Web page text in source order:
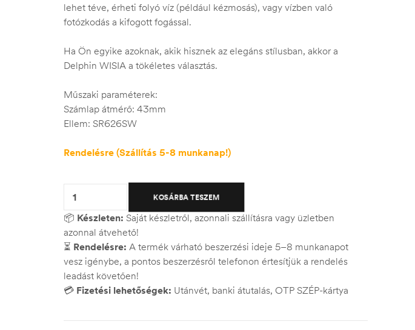
lehet téve, érheti folyó víz (például kézmosás), vagy vízben való
fotózkodás a kifogott fogással.
Ha Ön egyike azoknak, akik hisznek az elegáns stílusban, akkor a
Delphin WISIA a tökéletes választás.
Műszaki paraméterek:
Számlap átmérő: 43mm
Ellem: SR626SW
Rendelésre (Szállítás 5-8 munkanap!)
KOSÁRBA TESZEM
📦 Készleten: Saját készletről, azonnali szállításra vagy üzletben
azonnal átvehető!
⏳ Rendelésre: A termék várható beszerzési ideje 5–8 munkanapot
vesz igénybe, a pontos beszerzésről telefonon értesítjük a rendelés
leadást követően!
💳 Fizetési lehetőségek: Utánvét, banki átutalás, OTP SZÉP-kártya